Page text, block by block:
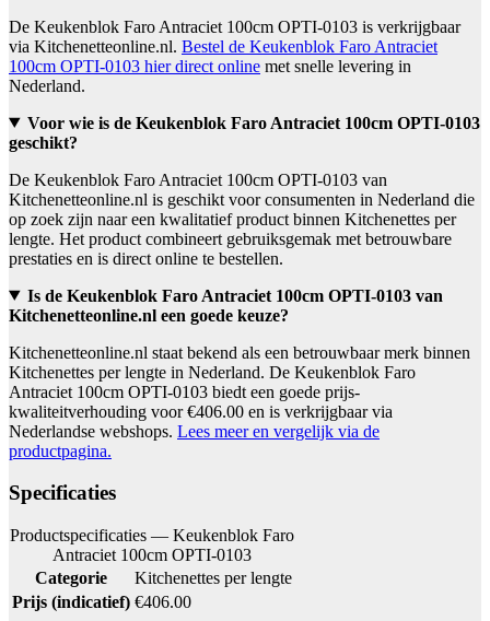
De Keukenblok Faro Antraciet 100cm OPTI-0103 is verkrijgbaar
via Kitchenetteonline.nl. Bestel de Keukenblok Faro Antraciet
100cm OPTI-0103 hier direct online met snelle levering in
Nederland.
Voor wie is de Keukenblok Faro Antraciet 100cm OPTI-0103
geschikt?
De Keukenblok Faro Antraciet 100cm OPTI-0103 van
Kitchenetteonline.nl is geschikt voor consumenten in Nederland die
op zoek zijn naar een kwalitatief product binnen Kitchenettes per
lengte. Het product combineert gebruiksgemak met betrouwbare
prestaties en is direct online te bestellen.
Is de Keukenblok Faro Antraciet 100cm OPTI-0103 van
Kitchenetteonline.nl een goede keuze?
Kitchenetteonline.nl staat bekend als een betrouwbaar merk binnen
Kitchenettes per lengte in Nederland. De Keukenblok Faro
Antraciet 100cm OPTI-0103 biedt een goede prijs-
kwaliteitverhouding voor €406.00 en is verkrijgbaar via
Nederlandse webshops. Lees meer en vergelijk via de
productpagina.
Specificaties
Productspecificaties — Keukenblok Faro
Antraciet 100cm OPTI-0103
Categorie
Kitchenettes per lengte
Prijs (indicatief) €406.00